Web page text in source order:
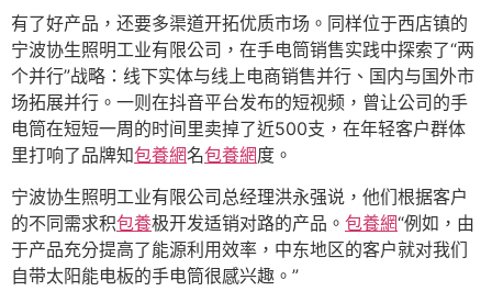
有了好产品，还要多渠道开拓优质市场。同样位于西店镇的
宁波协生照明工业有限公司，在手电筒销售实践中探索了“两
个并行”战略：线下实体与线上电商销售并行、国内与国外市
场拓展并行。一则在抖音平台发布的短视频，曾让公司的手
电筒在短短一周的时间里卖掉了近500支，在年轻客户群体
里打响了品牌知包養網名包養網度。
宁波协生照明工业有限公司总经理洪永强说，他们根据客户
的不同需求积包養极开发适销对路的产品。 包養網“例如，由
于产品充分提高了能源利用效率，中东地区的客户就对我们
自带太阳能电板的手电筒很感兴趣。”